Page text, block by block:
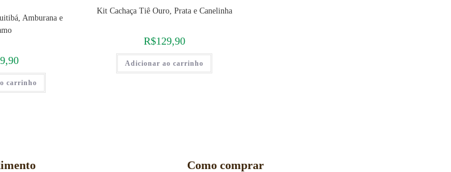
Amburana e
carrinho
Kit Cachaça Tiê Ouro, Prata e Canelinha
R$129,90
Adicionar ao carrinho
Como comprar